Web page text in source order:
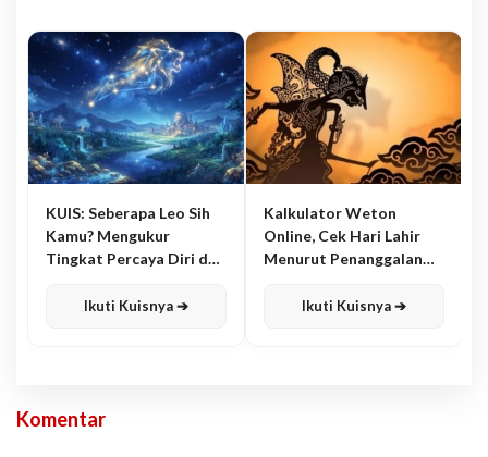
KUIS: Seberapa Leo Sih
Kamu? Mengukur
Tingkat Percaya Diri dan
Ikuti Kuisnya ➔
Kalkulator Weton
Online, Cek Hari Lahir
Menurut Penanggalan
Ikuti Kuisnya ➔
Komentar